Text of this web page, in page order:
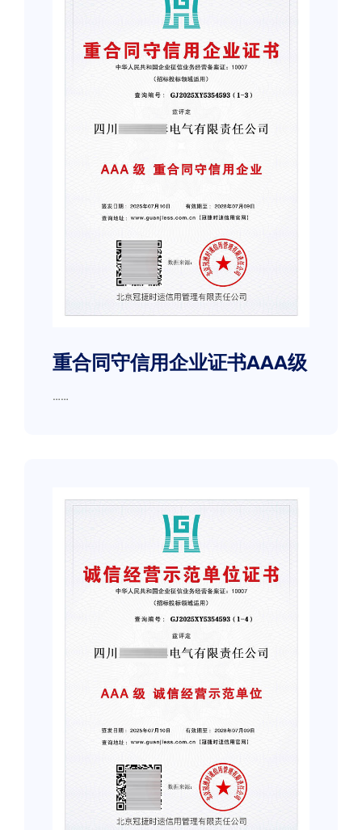
重合同守信用企业证书AAA级
……